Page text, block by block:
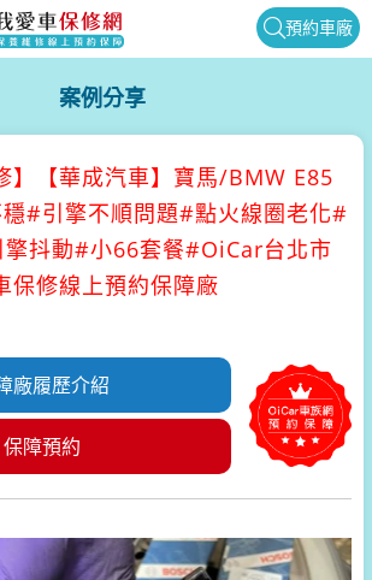
預約車廠
案例分享
【華成汽車】寶馬/BMW E85
#引擎不順問題#點火線圈老化#
抖動#小66套餐#OiCar台北市
保修線上預約保障廠
廠履歷介紹
保障預約